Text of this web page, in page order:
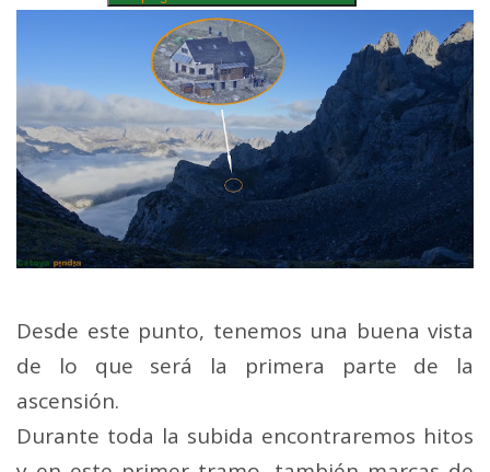
Desde este punto, tenemos una buena vista
de lo que será la primera parte de la
ascensión.
Durante toda la subida encontraremos hitos